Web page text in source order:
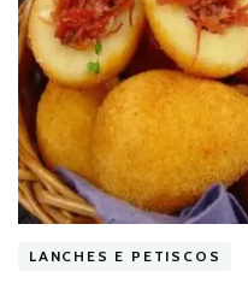
LANCHES E PETISCOS